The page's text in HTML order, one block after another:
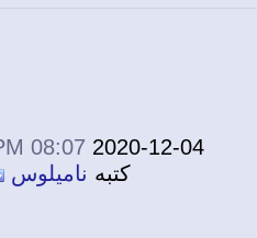
2020-12-04
08:07 PM
كتبهناميلوس